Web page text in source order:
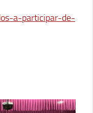
a-participar-de-